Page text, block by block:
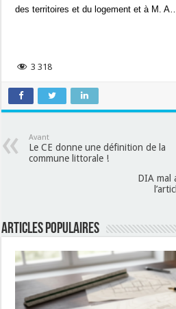
des territoires et du logement et à M.
3 318
Avant
Le CE donne une définition de la
commune littorale !
DIA mal
Articles populaires